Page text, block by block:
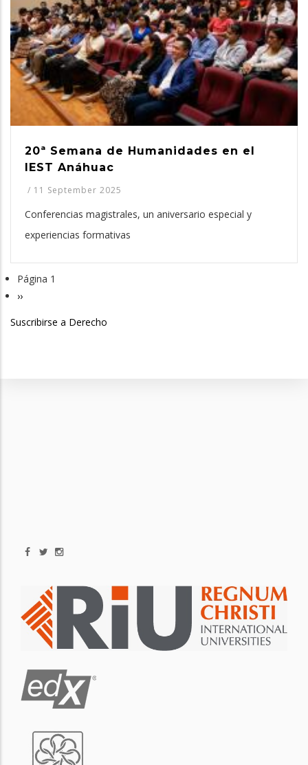
20ª Semana de Humanidades en el
IEST Anáhuac
/ 11 September 2025
Conferencias magistrales, un aniversario especial y
experiencias formativas
Paginación
Página 1
Siguiente
››
Suscribirse a Derecho